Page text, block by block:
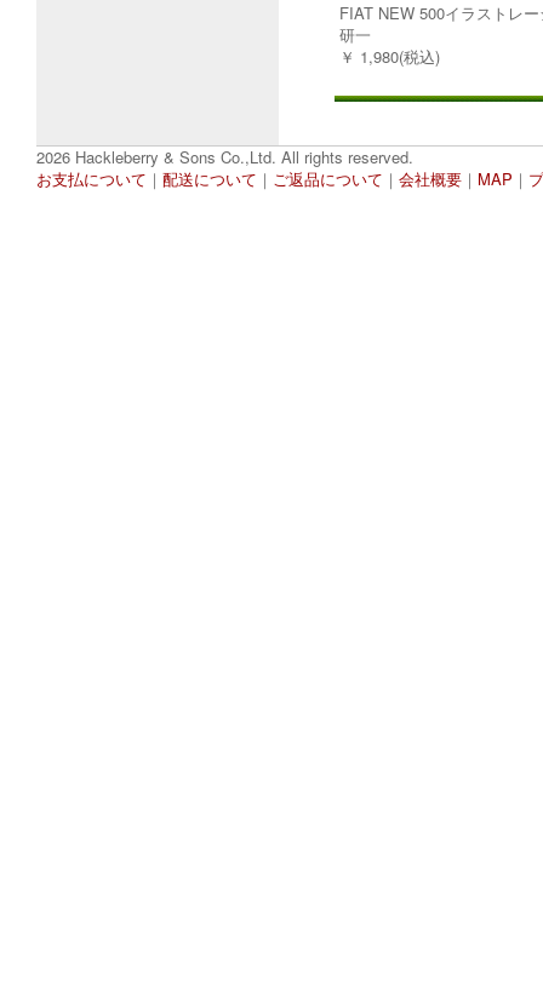
FIAT NEW 500イラストレ
研一
￥ 1,980(税込)
2026 Hackleberry & Sons Co.,Ltd. All rights reserved.
お支払について ｜ 配送について ｜ ご返品について ｜ 会社概要 ｜ MAP ｜